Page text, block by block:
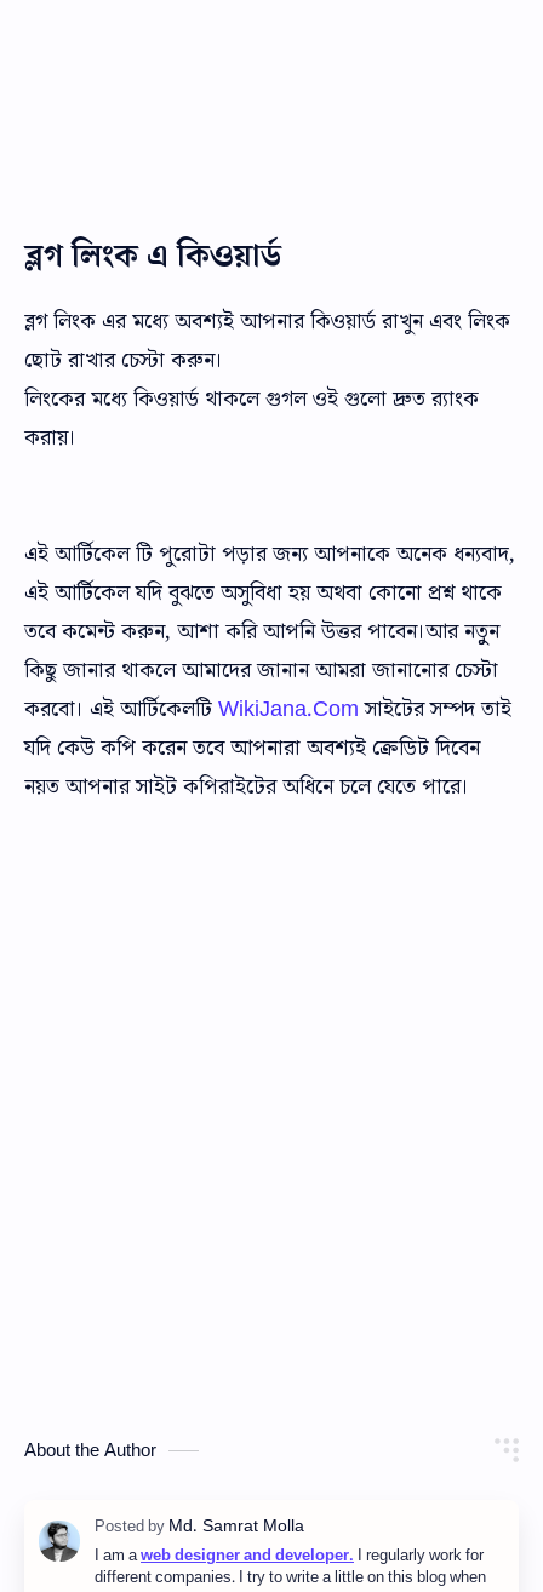
ব্লগ লিংক এ কিওয়ার্ড
ব্লগ লিংক এর মধ্যে অবশ্যই আপনার কিওয়ার্ড রাখুন এবং লিংক
ছোট রাখার চেস্টা করুন।
লিংকের মধ্যে কিওয়ার্ড থাকলে গুগল ওই গুলো দ্রুত র‌্যাংক
করায়।
এই আর্টিকেল টি পুরোটা পড়ার জন্য আপনাকে অনেক ধন্যবাদ,
এই আর্টিকেল যদি বুঝতে অসুবিধা হয় অথবা কোনো প্রশ্ন থাকে
তবে কমেন্ট করুন, আশা করি আপনি উত্তর পাবেন।আর নতুুন
কিছু জানার থাকলে আমাদের জানান আমরা জানানোর চেস্টা
করবো। এই আর্টিকেলটি WikiJana.Com সাইটের সম্পদ তাই
যদি কেউ কপি করেন তবে আপনারা অবশ্যই ক্রেডিট দিবেন
নয়ত আপনার সাইট কপিরাইটের অধিনে চলে যেতে পারে।
About the Author
I am aweb designer and developer. I regularly work for
different companies. I try to write a little on this blog when